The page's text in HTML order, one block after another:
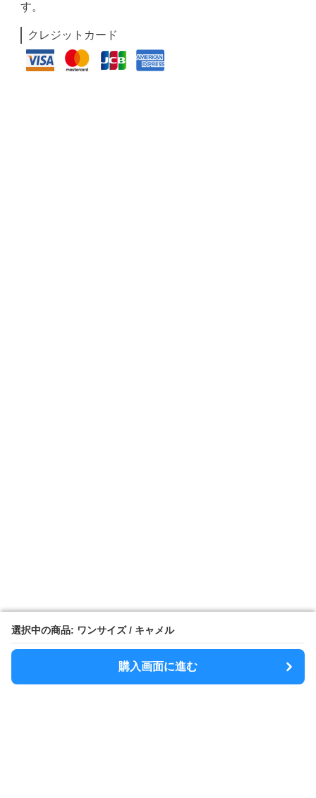
選択中の商品: ワンサイズ / キャメル
購入画面に進む
選択中の商品: ワンサイズ / キャメル
購入画面に進む
す。
クレジットカード